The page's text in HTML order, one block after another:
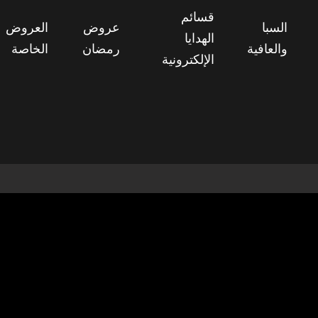
السبا
والعافية
قسائم
الهدايا
الإلكترونية
عروض
رمضان
العروض
الخاصة